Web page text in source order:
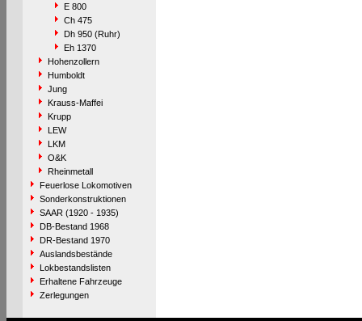
E 800
Ch 475
Dh 950 (Ruhr)
Eh 1370
Hohenzollern
Humboldt
Jung
Krauss-Maffei
Krupp
LEW
LKM
O&K
Rheinmetall
Feuerlose Lokomotiven
Sonderkonstruktionen
SAAR (1920 - 1935)
DB-Bestand 1968
DR-Bestand 1970
Auslandsbestände
Lokbestandslisten
Erhaltene Fahrzeuge
Zerlegungen